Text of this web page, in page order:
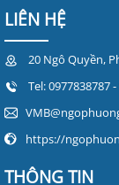
LIÊN HỆ
20 Ngô Quyền,
Tel:0977838787-
https://
THÔNG TIN